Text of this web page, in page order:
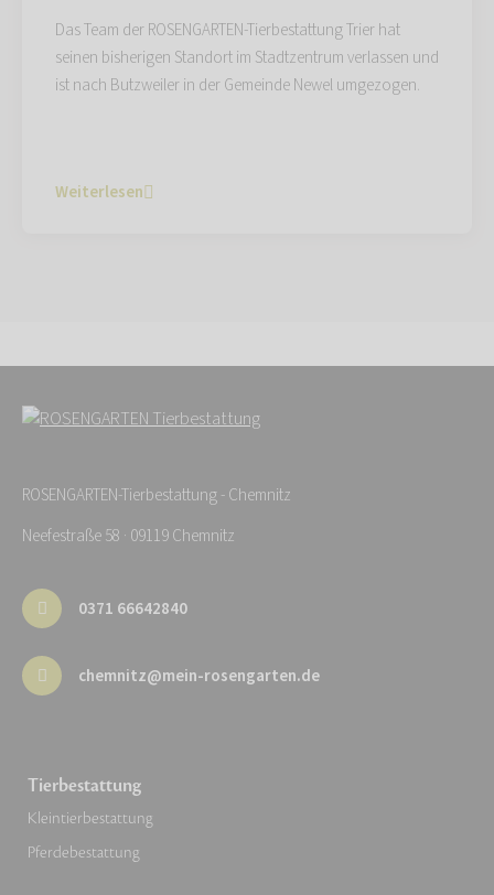
Das Team der ROSENGARTEN-Tierbestattung Trier hat
seinen bisherigen Standort im Stadtzentrum verlassen und
ist nach Butzweiler in der Gemeinde Newel umgezogen.
Weiterlesen
ROSENGARTEN-Tierbestattung - Chemnitz
Neefestraße 58 · 09119 Chemnitz
0371 66642840
chemnitz@mein-rosengarten.de
Tierbestattung
Kleintierbestattung
Pferdebestattung